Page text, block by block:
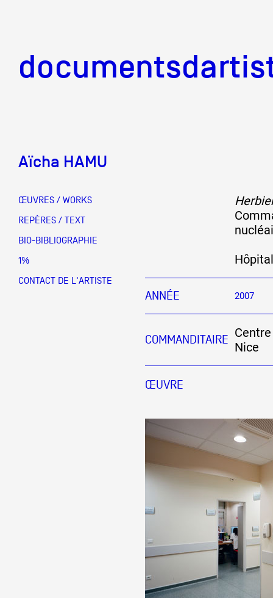
Partenaires
Crédits
Documentation
Visites d'ateliers
Production vidéo
Formation
Aïcha HAMU
ŒUVRES / WORKS
REPÈRES / TEXT
BIO-BIBLIOGRAPHIE
1%
CONTACT DE L'ARTISTE
ANNÉE 2007
COMMANDITAIRE Nice
ŒUVRE